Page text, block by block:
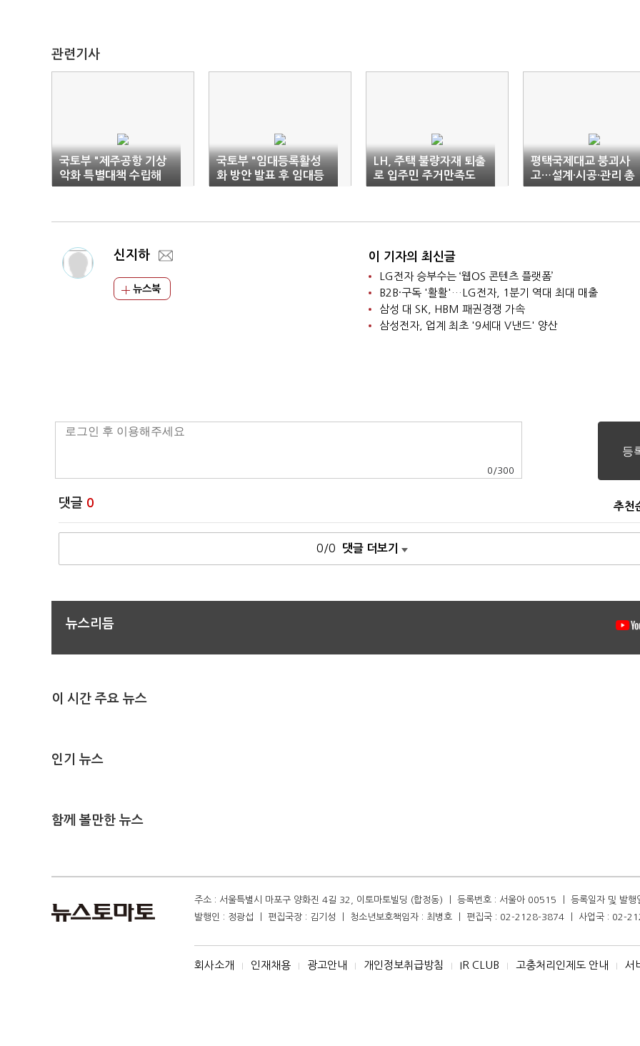
관련기사
국토부 "제주공항 기상
악화 특별대책 수립해
시행 중"
국토부 "임대등록활성
화 방안 발표 후 임대등
록 급증"
LH, 주택 불량자재 퇴출
로 입주민 주거만족도
높인다
평택국제대교 붕괴사
고…설계·시공·관리 총
체적 부실
신지하
뉴스북
이 기자의 최신글
LG전자 승부수는 ‘웹OS 콘텐츠 플랫폼’
B2B·구독 '활활'…LG전자, 1분기 역대 최대 매출
삼성 대 SK, HBM 패권경쟁 가속
삼성전자, 업계 최초 '9세대 V낸드' 양산
0 /300
댓글 0 추천
0/0 댓글 더보기
뉴스리듬
이 시간 주요 뉴스
인기 뉴스
함께 볼만한 뉴스
주소 : 서울특별시 마포구 양화진 4길 32, 이토마토빌딩 (합정동) ㅣ 등록번호 : 서울아 00515 ㅣ 등록일자 및 발
발행인 : 정광섭 ㅣ 편집국장 : 김기성 ㅣ 청소년보호책임자 : 최병호 ㅣ 편집국 : 02-2128-3874 ㅣ 사업국 : 02-
회사소개 인재채용 광고안내 개인정보취급방침 IR CLUB 고충처리인제도 안내 서